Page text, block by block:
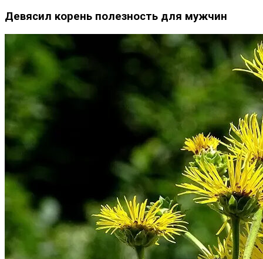
Девясил корень полезность для мужчин